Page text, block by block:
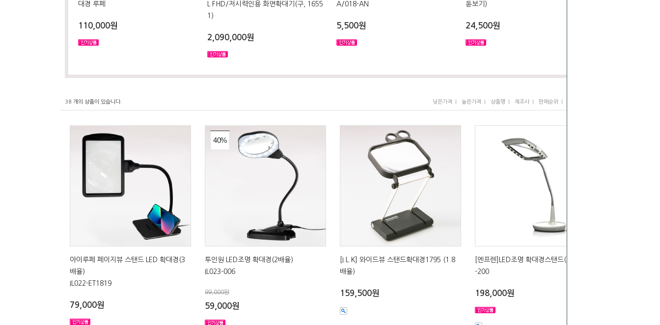
대경 루페
110,000원
L FHD/저시력인용 화면확대기(구, 1655
1)
2,090,000원
A/018-AN
5,500원
돋보기)
24,500원
38 개의 상품이 있습니다. 낮은가격 높은가격 상품명 제조사I 판매순위
아이루페 페이지뷰 스탠드 LED 확대경(3
배율)
IL022-ET1819
79,000원
40%
투인원 LED조명 확대경(2배율)
IL023-006
99,000원
59,000원
[I.L.K] 와이드뷰 스탠드확대경1795 (1.8
배율)
159,500원
[엔프렌]LED조명 확대경스탠드(2배율) EF
-200
198,000원